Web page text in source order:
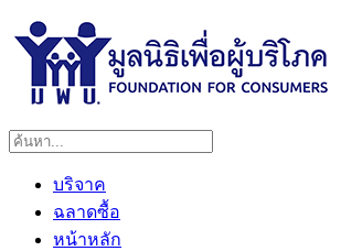
บริจาค
ฉลาดซื้อ
หน้าหลัก